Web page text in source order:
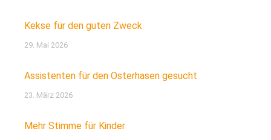
Kekse für den guten Zweck
29. Mai 2026
Assistenten für den Osterhasen gesucht
23. März 2026
Mehr Stimme für Kinder